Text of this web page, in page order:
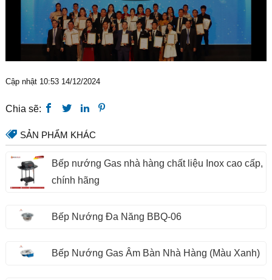
Cập nhật 10:53 14/12/2024
Chia sẽ:
SẢN PHẨM KHÁC
Bếp nướng Gas nhà hàng chất liệu Inox cao cấp,
chính hãng
Bếp Nướng Đa Năng BBQ-06
Bếp Nướng Gas Âm Bàn Nhà Hàng (Màu Xanh)